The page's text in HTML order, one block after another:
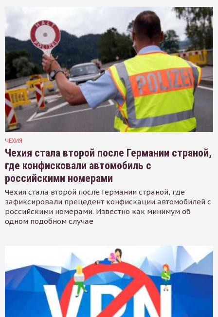
ЧЕХИЯ
Чехия стала второй после Германии страной,
где конфисковали автомобиль с
российскими номерами
Чехия стала второй после Германии страной, где
зафиксировали прецедент конфискации автомобилей с
российскими номерами. Известно как минимум об
одном подобном случае